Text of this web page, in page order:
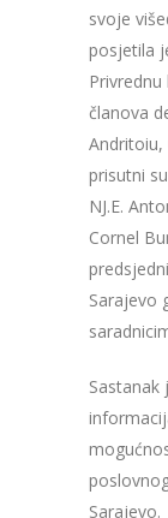
svoje
posjetila
članova
Andritoiu,
prisutni
NJ.E.
Cornel
Sarajevo
Sastanak
Sarajevo.